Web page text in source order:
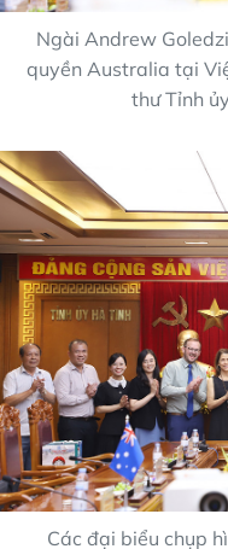
Ngài Andrew
quyền Australia tại
thư Tỉnh
Các đại biểu chụp